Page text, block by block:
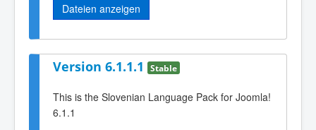
Dateien anzeigen
Version 6.1.1.1 Stable
This is the Slovenian Language Pack for Joomla!
6.1.1